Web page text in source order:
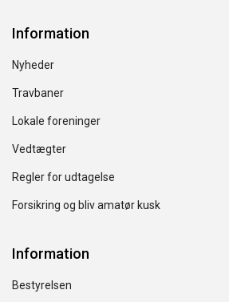
Information
Nyheder
Travbaner
Lokale foreninger
Vedtægter
Regler for udtagelse
Forsikring og bliv amatør kusk
Information
Bestyrelsen